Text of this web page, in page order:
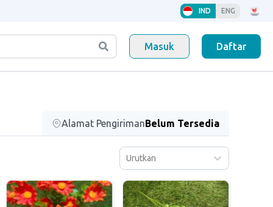
IND ENG
Masuk Daftar
Alamat PengirimanBelum Tersedia
Urutkan